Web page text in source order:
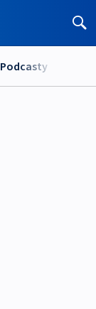
Podcasty